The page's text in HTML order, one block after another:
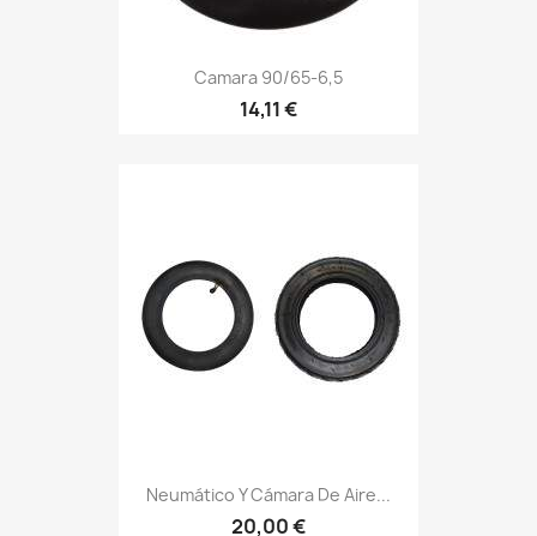
Camara 90/65-6,5
14,11 €
Neumático Y Cámara De Aire...
20,00 €